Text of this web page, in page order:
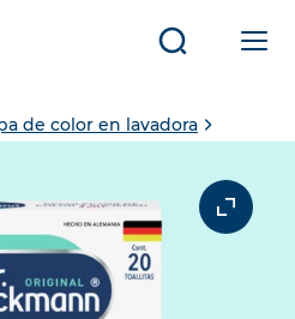
Abrir/cerrar
de color en lavadora